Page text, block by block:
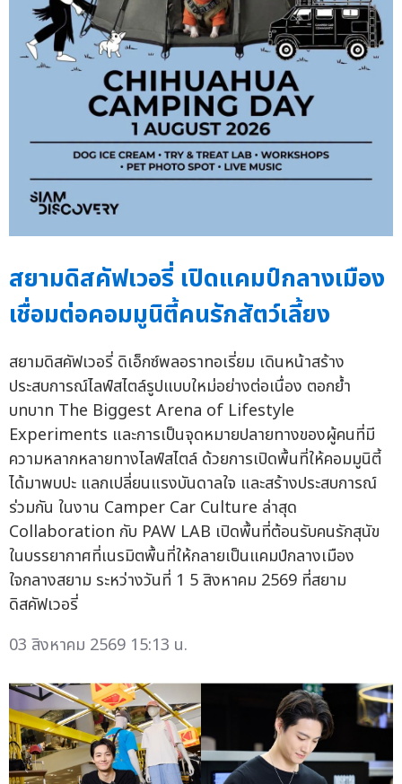
สยามดิสคัฟเวอรี่ เปิดแคมป์กลางเมือง
เชื่อมต่อคอมมูนิตี้คนรักสัตว์เลี้ยง
สยามดิสคัฟเวอรี่ ดิเอ็กซ์พลอราทอเรี่ยม เดินหน้าสร้าง
ประสบการณ์ไลฟ์สไตล์รูปแบบใหม่อย่างต่อเนื่อง ตอกย้ำ
บทบาท The Biggest Arena of Lifestyle
Experiments และการเป็นจุดหมายปลายทางของผู้คนที่มี
ความหลากหลายทางไลฟ์สไตล์ ด้วยการเปิดพื้นที่ให้คอมมูนิตี้
ได้มาพบปะ แลกเปลี่ยนแรงบันดาลใจ และสร้างประสบการณ์
ร่วมกัน ในงาน Camper Car Culture ล่าสุด
Collaboration กับ PAW LAB เปิดพื้นที่ต้อนรับคนรักสุนัข
ในบรรยากาศที่เนรมิตพื้นที่ให้กลายเป็นแคมป์กลางเมือง
ใจกลางสยาม ระหว่างวันที่ 1 5 สิงหาคม 2569 ที่สยาม
ดิสคัฟเวอรี่
03 สิงหาคม 2569 15:13 น.